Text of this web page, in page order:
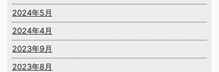
2024年5月
2024年4月
2023年9月
2023年8月